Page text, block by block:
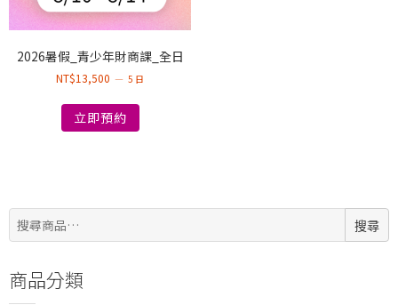
2026暑假_青少年財商課_全日
NT$13,500 5 日
立即預約
搜
尋:
搜尋
商品分類